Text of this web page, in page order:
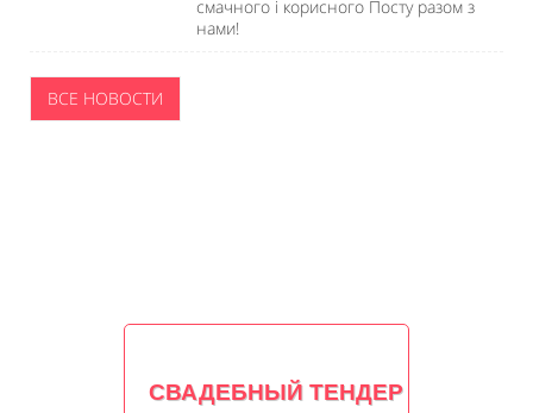
смачного і корисного Посту разом з
нами!
ВСЕ НОВОСТИ
СВАДЕБНЫЙ ТЕНДЕР